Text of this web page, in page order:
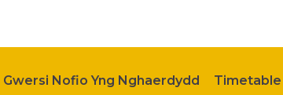
Gwersi Nofio Yng Nghaerdydd Timetable